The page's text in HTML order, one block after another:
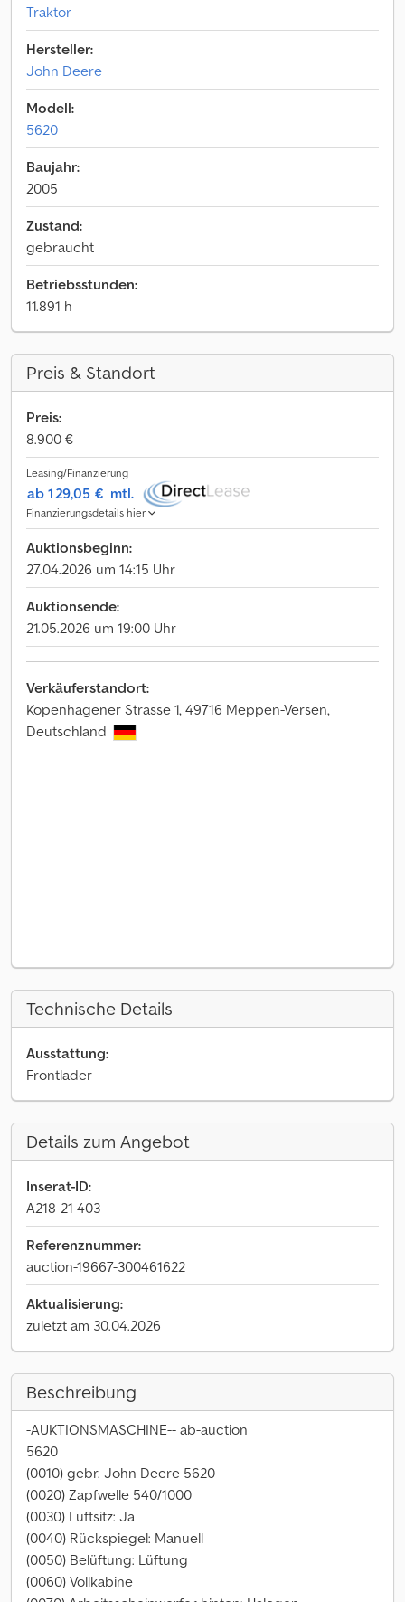
Traktor
Hersteller:
John Deere
Modell:
5620
Baujahr:
2005
Zustand:
gebraucht
Betriebsstunden:
11.891 h
Preis & Standort
Preis:
8.900 €
Leasing/Finanzierung
ab 129,05 € mtl.
Finanzierungsdetails hier
Auktionsbeginn:
27.04.2026 um 14:15 Uhr
Auktionsende:
21.05.2026 um 19:00 Uhr
Verkäuferstandort:
Kopenhagener Strasse 1, 49716 Meppen-Versen,
Deutschland
Technische Details
Ausstattung:
Frontlader
Details zum Angebot
Inserat-ID:
A218-21-403
Referenznummer:
auction-19667-300461622
Aktualisierung:
zuletzt am 30.04.2026
Beschreibung
-AUKTIONSMASCHINE-- ab-auction
5620
(0010) gebr. John Deere 5620
(0020) Zapfwelle 540/1000
(0030) Luftsitz: Ja
(0040) Rückspiegel: Manuell
(0050) Belüftung: Lüftung
(0060) Vollkabine